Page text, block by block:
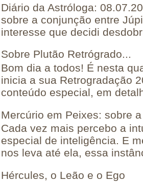
Diário da Astróloga:
sobre a conjunção entre
interesse que decidi
Sobre Plutão Retrógrado...
Bom dia a todos! É nesta
inicia a sua Retrogradação
conteúdo especial, em
Mercúrio em Peixes: sobre
Cada vez mais percebo a
especial de inteligência. E
nos leva até ela, essa
Hércules, o Leão e o Ego